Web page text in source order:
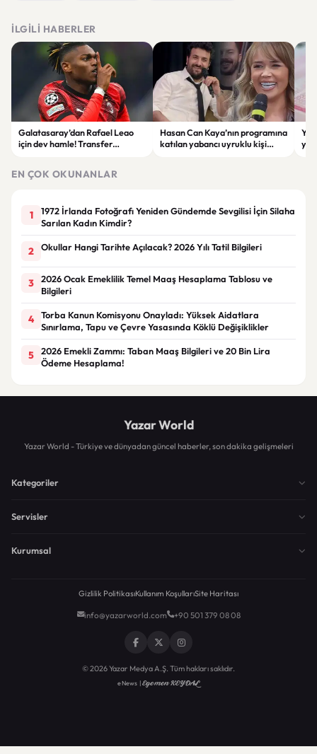
İLGILI HABERLER
Galatasaray’dan Rafael Leao
için dev hamle! Transfer
Hasan Can Kaya’nın programına
katılan yabancı uyruklu kişi
EN ÇOK OKUNANLAR
1
1972 İrlanda Fotoğrafı Yeniden Gündemde Sevgilisi İçin Silaha
Sarılan Kadın Kimdir?
2 Okullar Hangi Tarihte Açılacak? 2026 Yılı Tatil Bilgileri
3
2026 Ocak Emeklilik Temel Maaş Hesaplama Tablosu ve
Bilgileri
4
Torba Kanun Komisyonu Onayladı: Yüksek Aidatlara
Sınırlama, Tapu ve Çevre Yasasında Köklü Değişiklikler
5
2026 Emekli Zammı: Taban Maaş Bilgileri ve 20 Bin Lira
Ödeme Hesaplama!
Yazar World
Yazar World - Türkiye ve dünyadan güncel haberler, son dakika gelişmeleri
Kategoriler
Servisler
Kurumsal
Gizlilik PolitikasıKullanım KoşullarıSite Haritası
info@yazarworld.com +90 501 379 08 08
© 2026 Yazar Medya A.Ş. Tüm hakları saklıdır.
eNews |Egemen KEYDAL